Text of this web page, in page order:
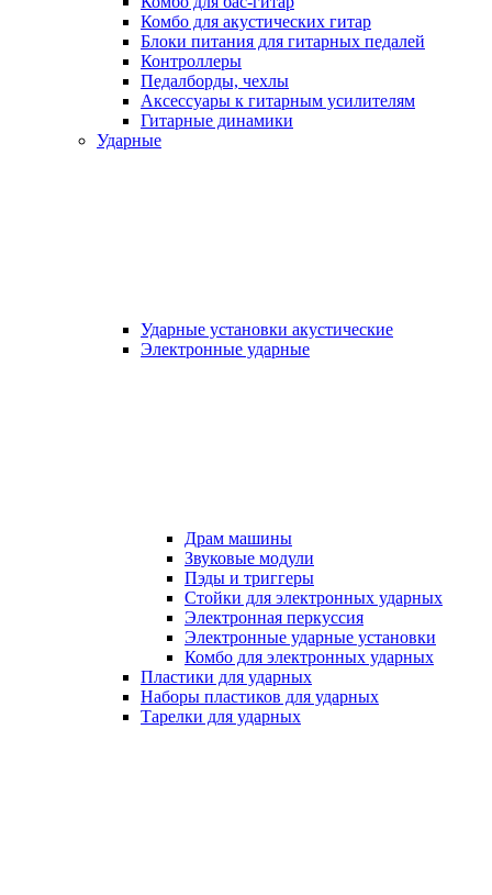
Комбо для акустических гитар
Блоки питания для гитарных педалей
Контроллеры
Педалборды, чехлы
Аксеcсуары к гитарным усилителям
Гитарные динамики
Ударные
Ударные установки акустические
Электронные ударные
Драм машины
Звуковые модули
Пэды и триггеры
Стойки для электронных ударных
Электронная перкуссия
Электронные ударные установки
Комбо для электронных ударных
Пластики для ударных
Наборы пластиков для ударных
Тарелки для ударных